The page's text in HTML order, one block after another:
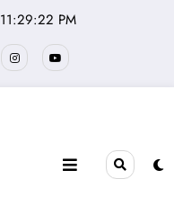
11:29:23 PM